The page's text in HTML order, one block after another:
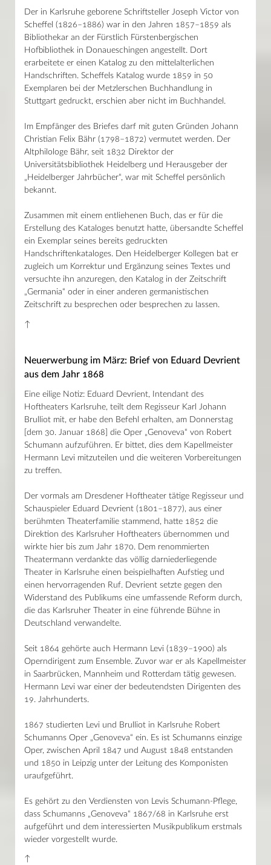
Der in Karlsruhe geborene Schriftsteller Joseph Victor von
Scheffel (1826–1886) war in den Jahren 1857–1859 als
Bibliothekar an der Fürstlich Fürstenbergischen
Hofbibliothek in Donaueschingen angestellt. Dort
erarbeitete er einen Katalog zu den mittelalterlichen
Handschriften. Scheffels Katalog wurde 1859 in 50
Exemplaren bei der Metzlerschen Buchhandlung in
Stuttgart gedruckt, erschien aber nicht im Buchhandel.
Im Empfänger des Briefes darf mit guten Gründen Johann
Christian Felix Bähr (1798–1872) vermutet werden. Der
Altphilologe Bähr, seit 1832 Direktor der
Universitätsbibliothek Heidelberg und Herausgeber der
„Heidelberger Jahrbücher“, war mit Scheffel persönlich
bekannt.
Zusammen mit einem entliehenen Buch, das er für die
Erstellung des Kataloges benutzt hatte, übersandte Scheffel
ein Exemplar seines bereits gedruckten
Handschriftenkataloges. Den Heidelberger Kollegen bat er
zugleich um Korrektur und Ergänzung seines Textes und
versuchte ihn anzuregen, den Katalog in der Zeitschrift
„Germania“ oder in einer anderen germanistischen
Zeitschrift zu besprechen oder besprechen zu lassen.
↑
Neuerwerbung im März: Brief von Eduard Devrient
aus dem Jahr 1868
Eine eilige Notiz: Eduard Devrient, Intendant des
Hoftheaters Karlsruhe, teilt dem Regisseur Karl Johann
Brulliot mit, er habe den Befehl erhalten, am Donnerstag
[dem 30. Januar 1868] die Oper „Genoveva“ von Robert
Schumann aufzuführen. Er bittet, dies dem Kapellmeister
Hermann Levi mitzuteilen und die weiteren Vorbereitungen
zu treffen.
Der vormals am Dresdener Hoftheater tätige Regisseur und
Schauspieler Eduard Devrient (1801–1877), aus einer
berühmten Theaterfamilie stammend, hatte 1852 die
Direktion des Karlsruher Hoftheaters übernommen und
wirkte hier bis zum Jahr 1870. Dem renommierten
Theatermann verdankte das völlig darniederliegende
Theater in Karlsruhe einen beispielhaften Aufstieg und
einen hervorragenden Ruf. Devrient setzte gegen den
Widerstand des Publikums eine umfassende Reform durch,
die das Karlsruher Theater in eine führende Bühne in
Deutschland verwandelte.
Seit 1864 gehörte auch Hermann Levi (1839–1900) als
Operndirigent zum Ensemble. Zuvor war er als Kapellmeister
in Saarbrücken, Mannheim und Rotterdam tätig gewesen.
Hermann Levi war einer der bedeutendsten Dirigenten des
19. Jahrhunderts.
1867 studierten Levi und Brulliot in Karlsruhe Robert
Schumanns Oper „Genoveva“ ein. Es ist Schumanns einzige
Oper, zwischen April 1847 und August 1848 entstanden
und 1850 in Leipzig unter der Leitung des Komponisten
uraufgeführt.
Es gehört zu den Verdiensten von Levis Schumann-Pflege,
dass Schumanns „Genoveva“ 1867/68 in Karlsruhe erst
aufgeführt und dem interessierten Musikpublikum erstmals
wieder vorgestellt wurde.
↑